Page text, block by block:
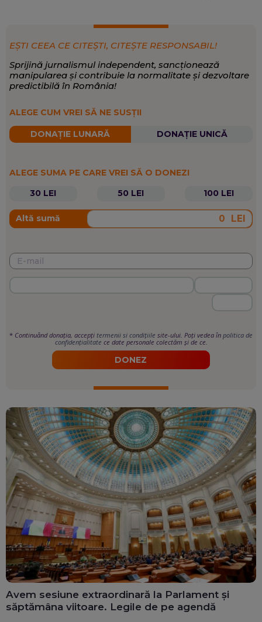
măsură să abordeze temele sociale, în așa fel încât să
societății, nevoile, problemele, întrebările oamenilor. De
aceea face încă teren și nu și-ar imagina meseria de
jurnalist fără lucrul de teren și fără atenția scrupuloasă
acordată contextului. Este preocupată deopotrivă de
politică și cultură: aceasta din urmă poate explica lumea
geopolitică, în istoria mare afectează viața cotidiană a
oamenilor și povestea fiecăruia dintre noi.
SCRIE DESPRE: Politică,Opinii și analize
EȘTI CEEA CE CITEȘTI, CITEȘTE RESPONSABIL!
Sprijină jurnalismul independent, sancționează
manipularea și contribuie la normalitate și dezvoltare
predictibilă în România!
ALEGE CUM VREI SĂ NE SUSȚII
DONAȚIE LUNARĂ DONAȚIE UNICĂ
ALEGE SUMA PE CARE VREI SĂ O DONEZI
30 LEI
50 LEI 100 LEI
Altă sumă LEI
* Continuând donația, accepți termenii si condițiile site-ului. Poți vedea în politica de
confidențialitate ce date personale colectăm și de ce.
DONEZ
Avem sesiune extraordinară la Parlament și
săptămâna viitoare. Legile de pe agendă